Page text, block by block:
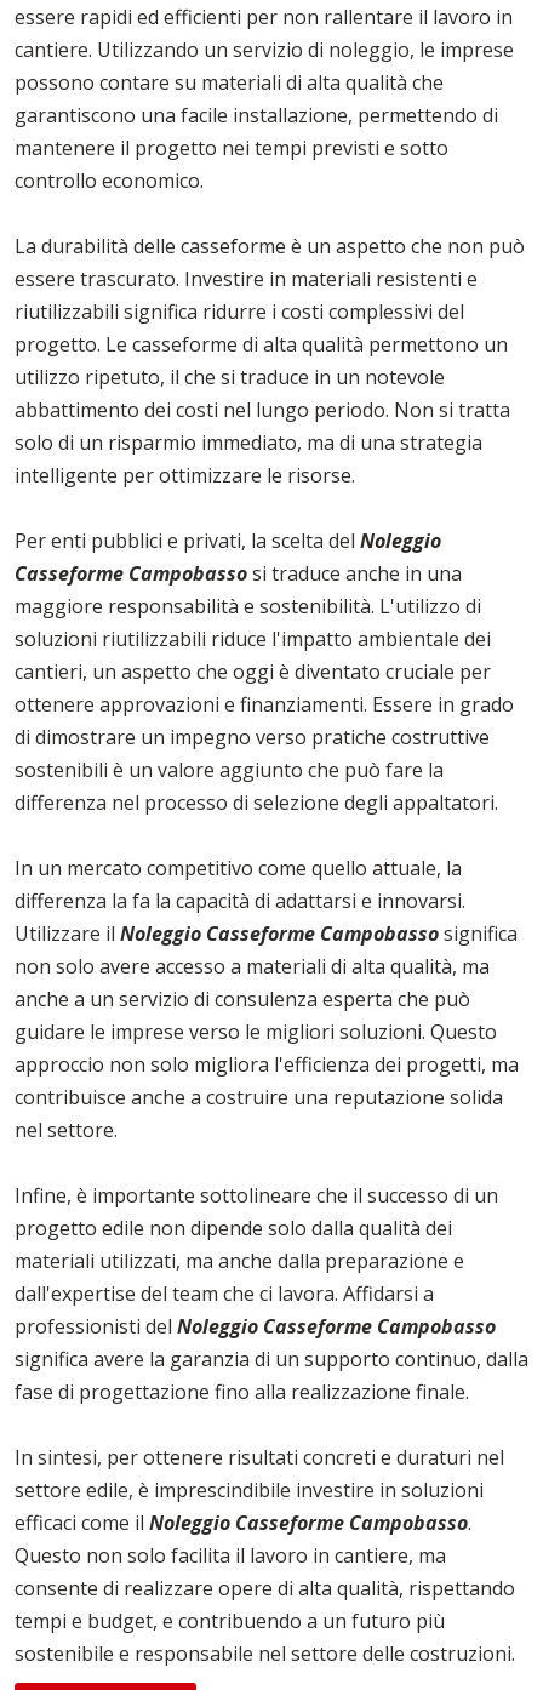
essere rapidi ed efficienti per non rallentare il lavoro in
cantiere. Utilizzando un servizio di noleggio, le imprese
possono contare su materiali di alta qualità che
garantiscono una facile installazione, permettendo di
mantenere il progetto nei tempi previsti e sotto
controllo economico.
La durabilità delle casseforme è un aspetto che non può
essere trascurato. Investire in materiali resistenti e
riutilizzabili significa ridurre i costi complessivi del
progetto. Le casseforme di alta qualità permettono un
utilizzo ripetuto, il che si traduce in un notevole
abbattimento dei costi nel lungo periodo. Non si tratta
solo di un risparmio immediato, ma di una strategia
intelligente per ottimizzare le risorse.
Per enti pubblici e privati, la scelta del Noleggio
Casseforme Campobassosi traduce anche in una
maggiore responsabilità e sostenibilità. L'utilizzo di
soluzioni riutilizzabili riduce l'impatto ambientale dei
cantieri, un aspetto che oggi è diventato cruciale per
ottenere approvazioni e finanziamenti. Essere in grado
di dimostrare un impegno verso pratiche costruttive
sostenibili è un valore aggiunto che può fare la
differenza nel processo di selezione degli appaltatori.
In un mercato competitivo come quello attuale, la
differenza la fa la capacità di adattarsi e innovarsi.
Utilizzare il Noleggio Casseforme Campobassosignifica
non solo avere accesso a materiali di alta qualità, ma
anche a un servizio di consulenza esperta che può
guidare le imprese verso le migliori soluzioni. Questo
approccio non solo migliora l'efficienza dei progetti, ma
contribuisce anche a costruire una reputazione solida
nel settore.
Infine, è importante sottolineare che il successo di un
progetto edile non dipende solo dalla qualità dei
materiali utilizzati, ma anche dalla preparazione e
dall'expertise del team che ci lavora. Affidarsi a
professionisti del Noleggio Casseforme Campobasso
significa avere la garanzia di un supporto continuo, dalla
fase di progettazione fino alla realizzazione finale.
In sintesi, per ottenere risultati concreti e duraturi nel
settore edile, è imprescindibile investire in soluzioni
efficaci come il Noleggio Casseforme Campobasso.
Questo non solo facilita il lavoro in cantiere, ma
consente di realizzare opere di alta qualità, rispettando
tempi e budget, e contribuendo a un futuro più
sostenibile e responsabile nel settore delle costruzioni.